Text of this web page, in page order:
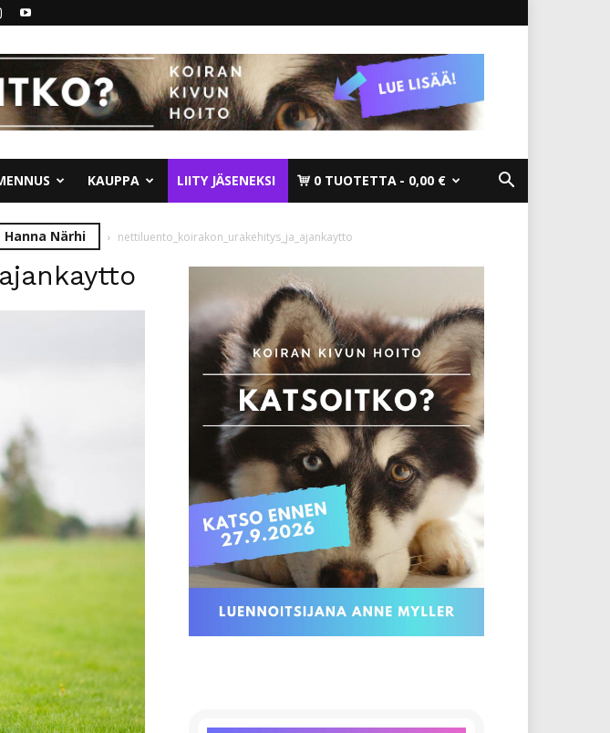
KAUPPA LIITY JÄSENEKSI 0 TUOTETTA 0,00 €
Närhi nettiluento_koirakon_urakehitys_ja_ajankaytto